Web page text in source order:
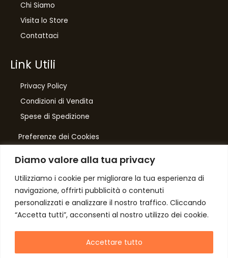
Diamo valore alla tua privacy
Utilizziamo i cookie per migliorare la tua esperienza di
navigazione, offrirti pubblicità o contenuti
personalizzati e analizzare il nostro traffico. Cliccando
“Accetta tutti”, acconsenti al nostro utilizzo dei cookie.
Accettare tutto
Chi Siamo
Visita lo Store
Contattaci
Link Utili
Privacy Policy
Condizioni di Vendita
Spese di Spedizione
Preferenze dei Cookies
Number One
di Domenico Toccacieli
Via G. Mazzini 5/C
61033 FERMIGNANO PU
C.F. TCCDNC64A31D541L
di sconto, solo per te
Iscriviti per ricevere il tuo sconto esclusivo e
e offerte!